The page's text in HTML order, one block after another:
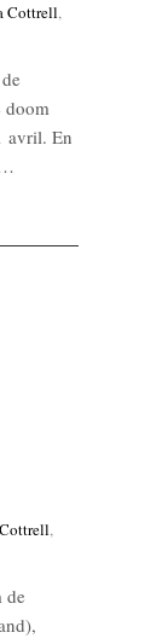
Cottrell,
doom
avril. En
,
de